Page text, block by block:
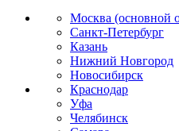
Москва (основной
Санкт-Петербург
Казань
Нижний Новгород
Новосибирск
Краснодар
Уфа
Челябинск